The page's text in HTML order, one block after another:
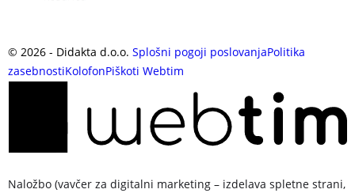
© 2026 - Didakta d.o.o. Splošni pogoji poslovanjaPolitika
zasebnostiKolofonPiškoti Webtim
Naložbo (vavčer za digitalni marketing – izdelava spletne strani,